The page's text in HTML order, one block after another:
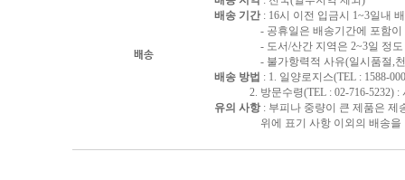
배송
배송 기간 : 16시 이전 입금시 1~3일내
- 공휴일은 배송기간에 포함이
- 도서/산간 지역은 2~3일 정도
- 불가항력적 사유(일시품절,천재
배송 방법 : 1. 일양로지스(TEL : 1588-
2. 방문수령(TEL : 02-716-5232) :
유의 사항: 부피나 중량이 큰 제품은 제
위에 표기 사항 이외의 배송을 원